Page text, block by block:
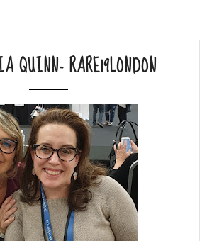
QUINN- RARE19LONDON